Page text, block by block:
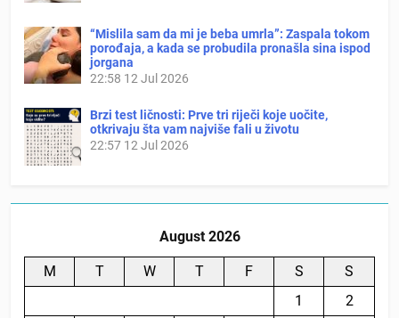
“Mislila sam da mi je beba umrla”: Zaspala tokom
porođaja, a kada se probudila pronašla sina ispod
jorgana
22:58 12 Jul 2026
Brzi test ličnosti: Prve tri riječi koje uočite,
otkrivaju šta vam najviše fali u životu
22:57 12 Jul 2026
August 2026
M T W T F S
S
1
2